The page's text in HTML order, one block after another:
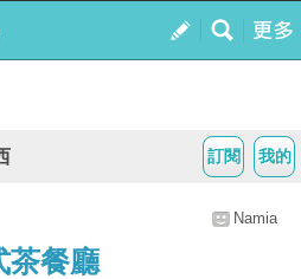
我的
訂閱
Namia
茶餐廳